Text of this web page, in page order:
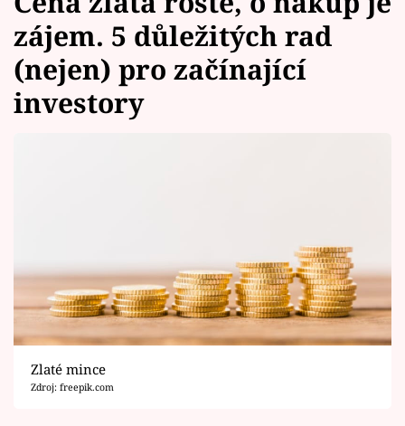
Témata
Celebrity
Sledujte prima+
Filmový festival Karlovy Vary
zájem. 5 důležitých rad
(nejen) pro začínající
investory
Zlaté mince
Zdroj: freepik.com